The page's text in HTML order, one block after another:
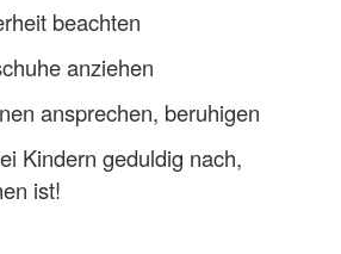
beachten
anziehen
ansprechen, beruhigen
Kindern geduldig nach,
ist!